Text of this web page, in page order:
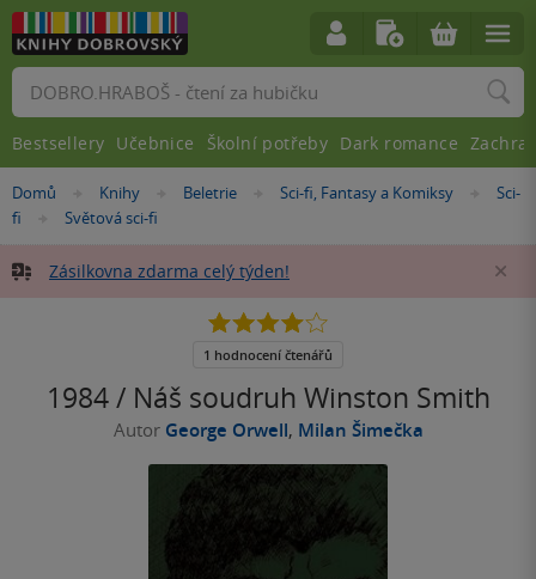
Nacházíte
se
Domů »Knihy »
Beletrie »
Sci-fi, Fantasy a Komiksy »
Sci-
fi
»
Světová sci-fi
Zásilkovna zdarma celý týden!
1984 / Náš soudruh Winston Smith
Autor George Orwell, Milan Šimečka
4.0
5
1 hodnocení čtenářů
Vyhledávání
Bestsellery Učebnice Školní potřeby Dark romance